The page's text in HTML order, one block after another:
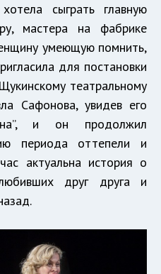
сыграть главную
мастера на фабрике
умеющую помнить,
для постановки
театральному
Сафонова, увидев его
и он продолжил
периода оттепели и
актуальна история о
друг друга и